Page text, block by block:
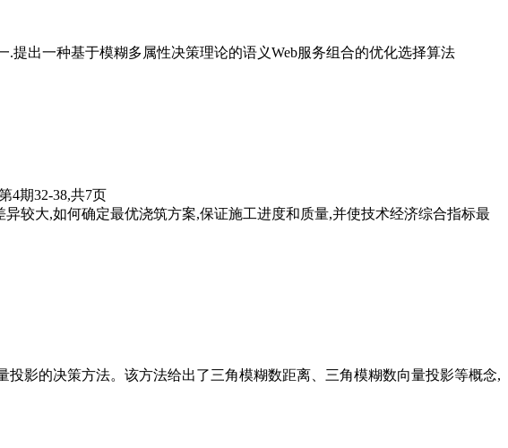
提出一种基于模糊多属性决策理论的语义Web服务组合的优化选择算法
4期32-38,共7页
较大,如何确定最优浇筑方案,保证施工进度和质量,并使技术经济综合指标最
影的决策方法。该方法给出了三角模糊数距离、三角模糊数向量投影等概念,